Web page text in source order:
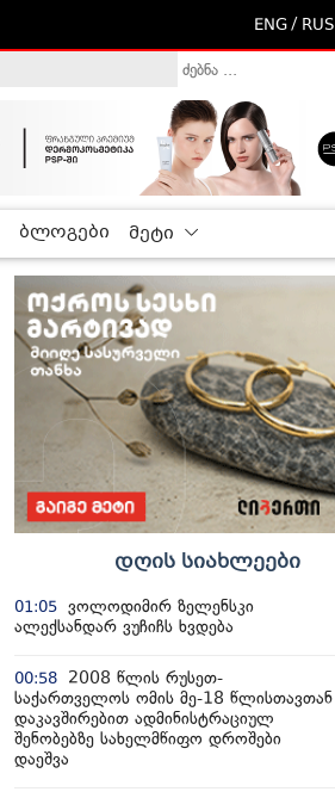
ENG / RUS
ბლოგები მეტი
დღის სიახლეები
01:05 ვოლოდიმირ ზელენსკი
ალექსანდარ ვუჩიჩს ხვდება
00:58
2008 წლის რუსეთ-
საქართველოს ომის მე-18 წლისთავთან
დაკავშირებით ადმინისტრაციულ
შენობებზე სახელმწიფო დროშები
დაეშვა